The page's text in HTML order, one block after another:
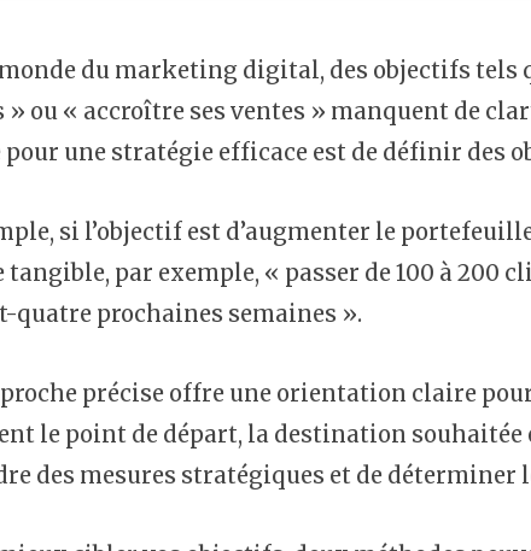
du marketing digital, des objectifs
» ou « accroître ses ventes » manquent de
une stratégie efficace est de définir des
si l’objectif est d’augmenter le
par exemple, « passer de 100 à 200
quatre prochaines semaines ».
précise offre une orientation claire
le point de départ, la destination
des mesures stratégiques et de déterminer